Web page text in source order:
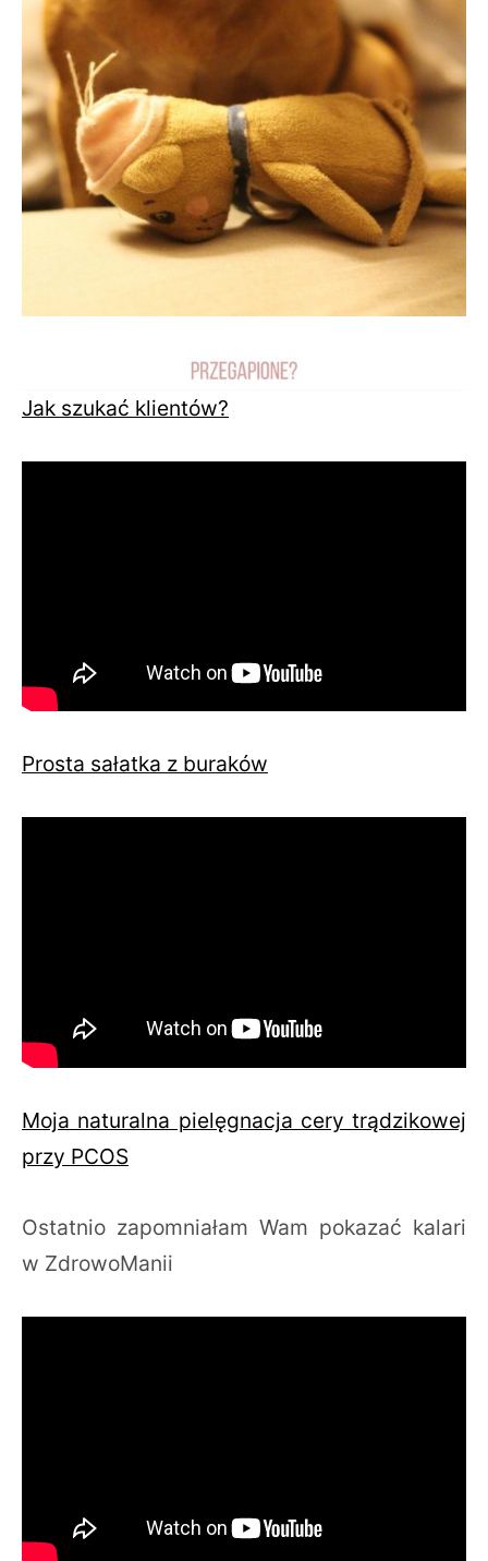
Jak szukać klientów?
Prosta sałatka z buraków
Moja naturalna pielęgnacja cery trądzikowej
przy PCOS
Ostatnio zapomniałam Wam pokazać kalari
w ZdrowoManii